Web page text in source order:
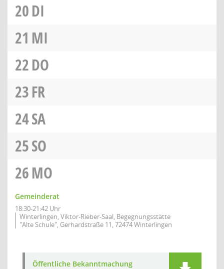
20DI
21 MI
22DO
23FR
24SA
25SO
26MO
Gemeinderat
18:30-21:42 Uhr
Winterlingen, Viktor-Rieber-Saal, Begegnungsstätte
"Alte Schule", Gerhardstraße 11, 72474 Winterlingen
Öffentliche Bekanntmachung